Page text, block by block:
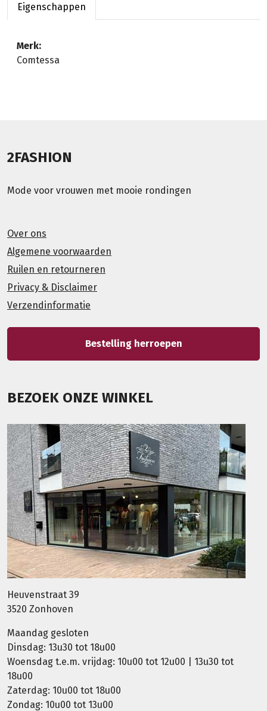
Eigenschappen
Merk:
Comtessa
2FASHION
Mode voor vrouwen met mooie rondingen
Over ons
Algemene voorwaarden
Ruilen en retourneren
Privacy & Disclaimer
Verzendinformatie
Bestelling herroepen
BEZOEK ONZE WINKEL
Heuvenstraat 39
3520 Zonhoven
Maandag gesloten
Dinsdag: 13u30 tot 18u00
Woensdag t.e.m. vrijdag: 10u00 tot 12u00 | 13u30 tot
18u00
Zaterdag: 10u00 tot 18u00
Zondag: 10u00 tot 13u00